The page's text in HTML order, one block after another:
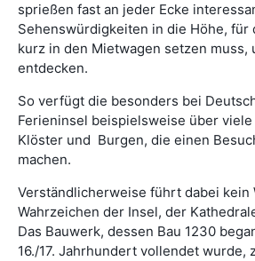
sprießen fast an jeder Ecke
Sehenswürdigkeiten in die Höhe, für
kurz in den Mietwagen setzen muss,
entdecken.
So verfügt die besonders bei
Ferieninsel beispielsweise über
Klöster und Burgen, die einen
machen.
Verständlicherweise führt dabei kein
Wahrzeichen der Insel, der
Das Bauwerk, dessen Bau 1230
16./17. Jahrhundert vollendet wurde,